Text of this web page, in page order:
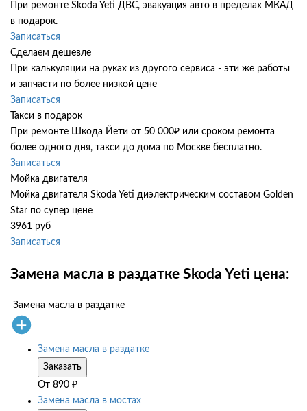
При ремонте Skoda Yeti ДВС, эвакуация авто в пределах МКАД
в подарок.
Записаться
Сделаем дешевле
При калькуляции на руках из другого сервиса - эти же работы
и запчасти по более низкой цене
Записаться
Такси в подарок
При ремонте Шкода Йети от 50 000₽ или сроком ремонта
более одного дня, такси до дома по Москве бесплатно.
Записаться
Мойка двигателя
Мойка двигателя Skoda Yeti диэлектрическим составом Golden
Star по супер цене
3961 руб
Записаться
Замена масла в раздатке Skoda Yeti цена:
Замена масла в раздатке
Замена масла в раздатке
Заказать
От 890 ₽
Замена масла в мостах